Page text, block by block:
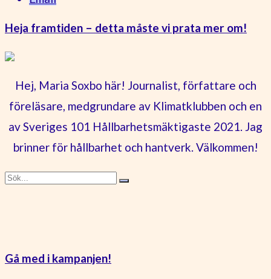
Heja framtiden – detta måste vi prata mer om!
Hej, Maria Soxbo här! Journalist, författare och
föreläsare, medgrundare av Klimatklubben och en
av Sveriges 101 Hållbarhetsmäktigaste 2021. Jag
brinner för hållbarhet och hantverk. Välkommen!
Gå med i kampanjen!